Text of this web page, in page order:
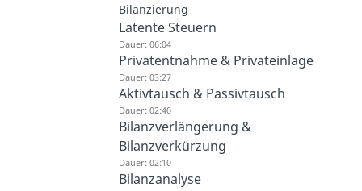
Bilanzierung
Latente Steuern
Dauer: 06:04
Privatentnahme & Privateinlage
Dauer: 03:27
Aktivtausch & Passivtausch
Dauer: 02:40
Bilanzverlängerung &
Bilanzverkürzung
Dauer: 02:10
Bilanzanalyse